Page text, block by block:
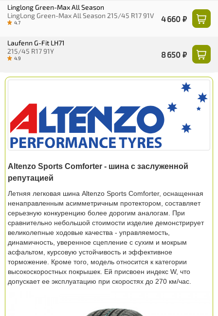
Linglong Green-Max All Season
LingLong Green-Max All Season 215/45 R17 91V
4.7 4 660 ₽
Laufenn G-Fit LH71
215/45 R17 91Y
4.9 8 650 ₽
Altenzo Sports Comforter - шина с заслуженной
репутацией
Летняя легковая шина Altenzo Sports Comforter, оснащенная
ненаправленным асимметричным протектором, составляет
серьезную конкуренцию более дорогим аналогам. При
сравнительно небольшой стоимости изделие демонстрирует
великолепные ходовые качества - управляемость,
динамичность, уверенное сцепление с сухим и мокрым
асфальтом, курсовую устойчивость и эффективное
торможение. Кроме того, модель относится к категории
высокоскоростных покрышек. Ей присвоен индекс W, что
допускает ее эксплуатацию при скоростях до 270 км/час.